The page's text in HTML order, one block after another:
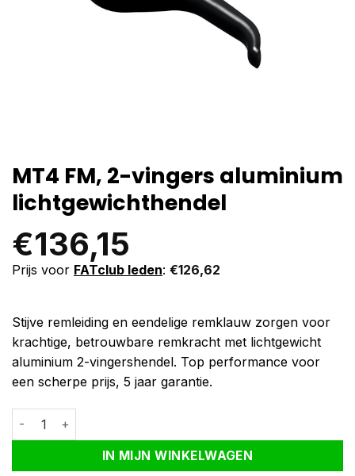
MT4 FM, 2-vingers aluminium
lichtgewichthendel
€136,15
Prijs voor FATclub leden: €126,62
Stijve remleiding en eendelige remklauw zorgen voor
krachtige, betrouwbare remkracht met lichtgewicht
aluminium 2-vingershendel. Top performance voor
een scherpe prijs, 5 jaar garantie.
MT4 FM, 2-vingers aluminium lichtgewichthendel aantal
IN MIJN WINKELWAGEN
Alternative: